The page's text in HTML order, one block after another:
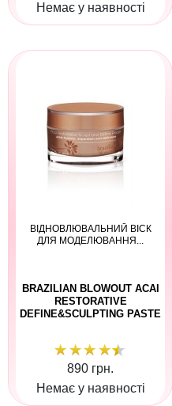
Немає у наявності
ВІДНОВЛЮВАЛЬНИЙ ВІСК
ДЛЯ МОДЕЛЮВАННЯ...
BRAZILIAN BLOWOUT ACAI
RESTORATIVE
DEFINE&SCULPTING PASTE
890 грн.
Немає у наявності